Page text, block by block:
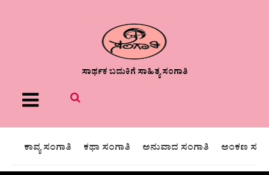
ಸಾರ್ಥಕ ಬದುಕಿಗೆ ಸಾಹಿತ್ಯ ಸಂಗಾತಿ
Menu
ಕಾವ್ಯ ಸಂಗಾತಿ ಕಥಾ ಸಂಗಾತಿ ಅನುವಾದ ಸಂಗಾತಿ ಅಂಕಣ